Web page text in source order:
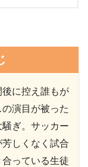
に控え誰もが
演目が被った
ぎ。サッカー
しくなく試合
っている生徒